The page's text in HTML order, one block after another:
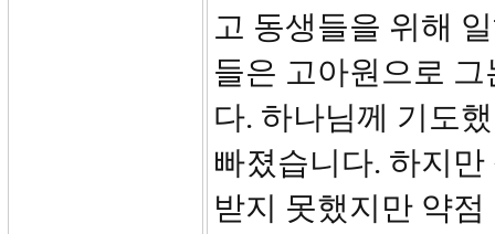
고 동생들을 위해
들은 고아원으로
다. 하나님께 기도
빠졌습니다. 하지
받지 못했지만 약